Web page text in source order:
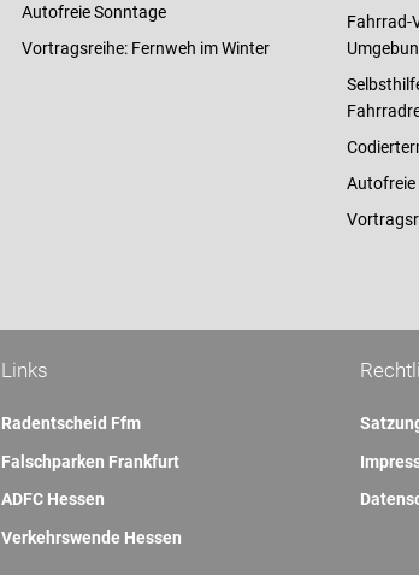
Autofreie Sonntage
Vortragsreihe: Fernweh im Winter
Fahrrad-
Autofreie
Links
Radentscheid Ffm
Falschparken Frankfurt
ADFC Hessen
Verkehrswende Hessen